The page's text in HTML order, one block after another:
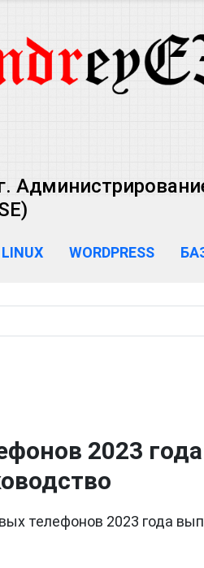
LINUX WORDPRESS
2023
телефонов 2023 года